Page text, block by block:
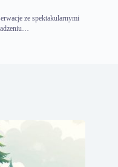
ze spektakularnymi